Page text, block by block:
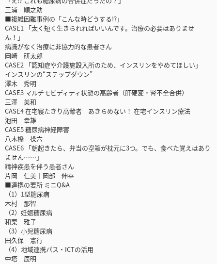
三浦 順之助
■複雑困難事例の「こんな時どうする!?」
CASE1 「太く短く生きられればいいんです。治療の必要はありませ
ん！」
病識がなく治療に非協力的な患者さん
岡崎 研太郎
CASE2 「認知症や介護施設入所のため、インスリンをやめてほしい」
インスリンの“ステップダウン”
澤木 秀明
CASE3 マルチモビディティ状態の高齢者（肝硬変・腎不全合併）
三澤 美和
CASE4 在宅寝たきり高齢者 あきらめない！ 在宅インスリン療法
池田 幸雄
CASE5 糖尿病神経障害
八木橋 操六
CASE6 「朝起きたら、弁当の空箱が枕元に3つ。でも、食べた覚えはあり
ません……」
精神疾患を伴う患者さん
片岡 仁美│岡部 伸幸
■連携の要所 ミニQ&A
（1）1型糖尿病
木村 那智
（2）妊娠糖尿病
和栗 雅子
（3）小児糖尿病
田久保 憲行
（4）地域連携パス・ICTの活用
中塔 辰明